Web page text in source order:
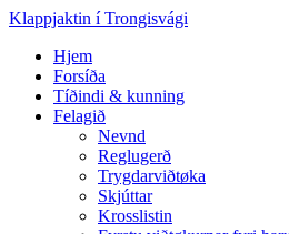
Klappjaktin í Trongisvági
Hjem
Forsíða
Tíðindi & kunning
Felagið
Nevnd
Reglugerð
Trygdarviðtøka
Skjúttar
Krosslistin